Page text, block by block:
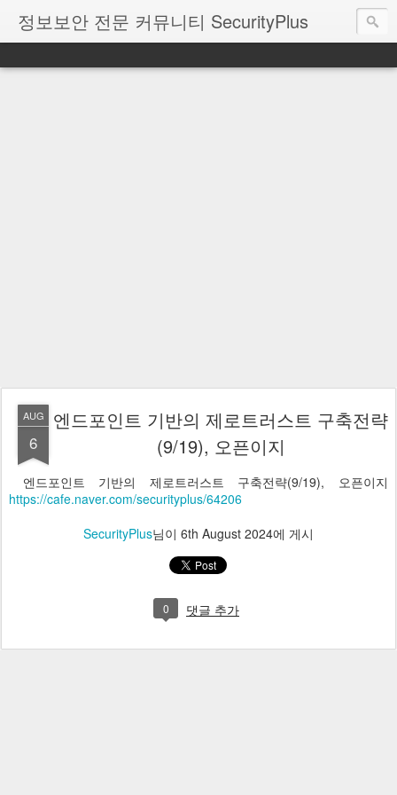
정보보안 전문 커뮤니티 SecurityPlus
AUG
6
엔드포인트 기반의 제로트러스트 구축전략
(9/19), 오픈이지
엔드포인트 기반의 제로트러스트 구축전략(9/19), 오픈이지
https://cafe.naver.com/securityplus/64206
SecurityPlus님이 6th August 2024에 게시
0 댓글 추가